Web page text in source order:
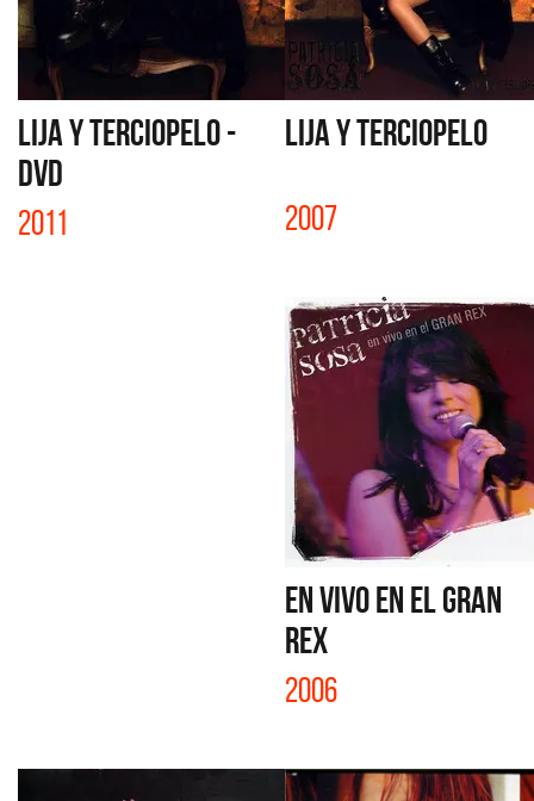
LIJA Y TERCIOPELO -
DVD
2011
LIJA Y TERCIOPELO
2007
EN VIVO EN EL GRAN
REX
2006